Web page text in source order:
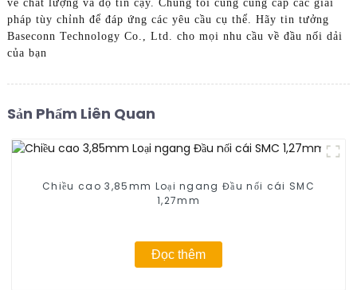
về chất lượng và độ tin cậy. Chúng tôi cũng cung cấp các giải
pháp tùy chỉnh để đáp ứng các yêu cầu cụ thể. Hãy tin tưởng
Baseconn Technology Co., Ltd. cho mọi nhu cầu về đầu nối dải
của bạn
Sản Phẩm Liên Quan
Chiều cao 3,85mm Loại ngang Đầu nối cái SMC
1,27mm
Đọc thêm